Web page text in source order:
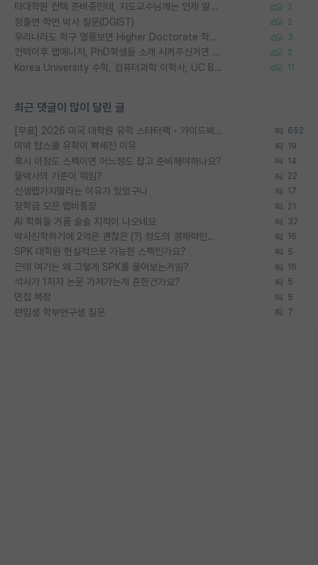
타대학원 컨텍 준비중인데, 지도교수님께는 언제 말씀드려야 할까요? 2
정출연 학연 박사 질문(DGIST) 2
우리나라도 학구 열풍보면 Higher Doctorate 학위가 필요하다고 봅니다. 3
컨택이후 랩매니저, PhD학생들 소개 시켜주신거면 거의 컨펌에 가깝나요? 2
Korea University 수학, 컴퓨터과학 이학사, UC Berkeley 산업공학 대학원 공학박사가 되는 것은 쉽지 않겠죠? 11
최근 댓글이 많이 달린 글
[무료] 2026 미국 대학원 유학 스타터팩 - 가이드북 & 합격자 컨택메일 템플릿 652
미박 탑스쿨 유학이 빡세진 이유 19
혹시 이정도 스펙이면 어느정도 잡고 준비해야하나요? 14
물박사의 기준이 뭐임? 22
신생랩가지말라는 이유가 있었구나 17
장학금 모은 랩비통장 21
AI 학회들 거품 슬슬 지적이 나오네요 32
박사진학하기에 2억은 괜찮은 (?) 정도의 경제력인가요 16
SPK 대학원 현실적으로 가능한 스펙인가요? 5
근데 여기는 왜 그렇게 SPK를 물어보는거임? 16
석사가 1저자 논문 가져가는게 흔한건가요? 5
면접 복장 5
편입생 학부연구생 질문 7